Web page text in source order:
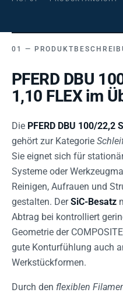
PFERD DBU
1,10 FLEX im
Die PFERD DBU 100/22,2
gehört zur Kategorie
Sie eignet sich für
Systeme oder
Reinigen, Aufrauen und
gestalten. DerSiC-Besatz
Abtrag bei kontrolliert
Geometrie der
gute Konturfühlung auch
Werkstückformen.
Durch den flexiblen